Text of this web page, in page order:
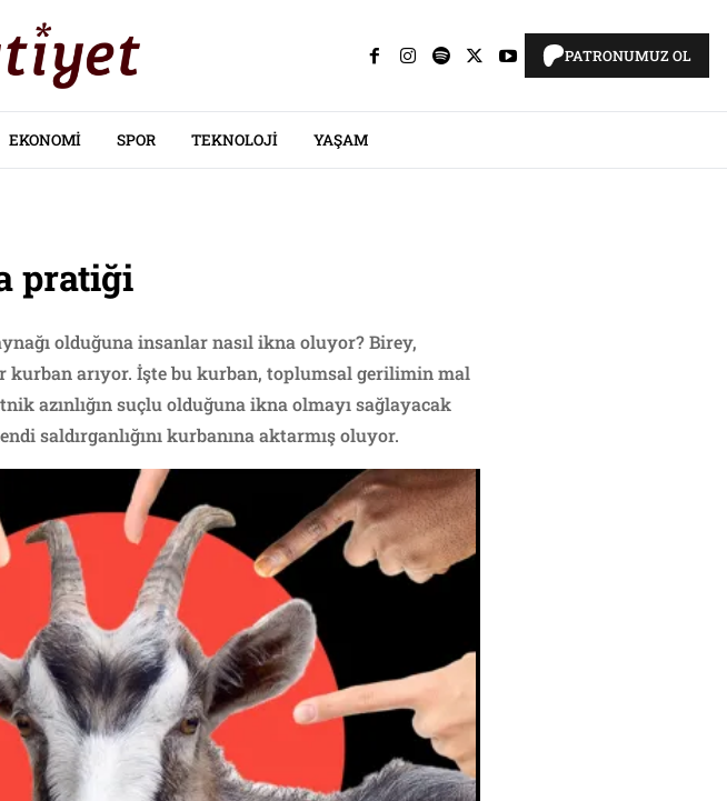
PATRONUMUZ OL
EKONOMI SPOR TEKNOLOJI YAŞAM
pratiği
olduğuna insanlar nasıl ikna oluyor? Birey,
arıyor. İşte bu kurban, toplumsal gerilimin mal
azınlığın suçlu olduğuna ikna olmayı sağlayacak
saldırganlığını kurbanına aktarmış oluyor.